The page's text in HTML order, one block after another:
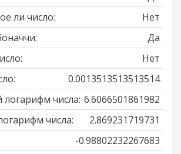
ли число:
Нет
Да
Нет
0.0013513513513514
числа: 6.6066501861982
числа:
2.869231719731
-0.98802232267683